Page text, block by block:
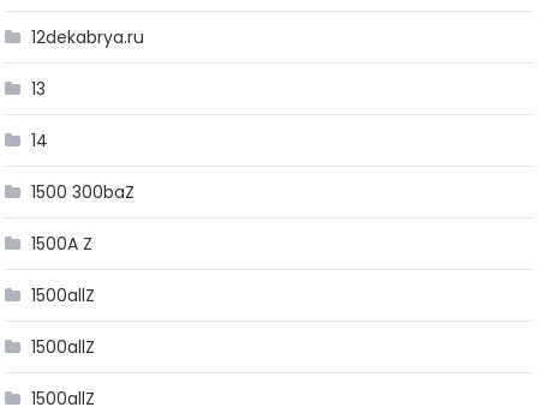
12dekabrya.ru
13
14
1500 300baZ
1500A Z
1500allZ
1500allZ
1500allZ